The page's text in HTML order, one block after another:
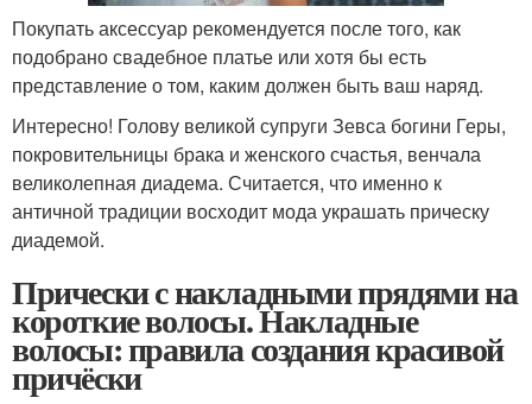
Покупать аксессуар рекомендуется после того, как
подобрано свадебное платье или хотя бы есть
представление о том, каким должен быть ваш наряд.
Интересно! Голову великой супруги Зевса богини Геры,
покровительницы брака и женского счастья, венчала
великолепная диадема. Считается, что именно к
античной традиции восходит мода украшать прическу
диадемой.
Прически с накладными прядями на
короткие волосы. Накладные
волосы: правила создания красивой
причёски